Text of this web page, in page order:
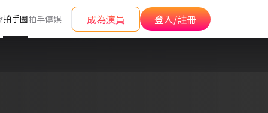
拍手圈拍手傳媒 成為演員 登入/註冊